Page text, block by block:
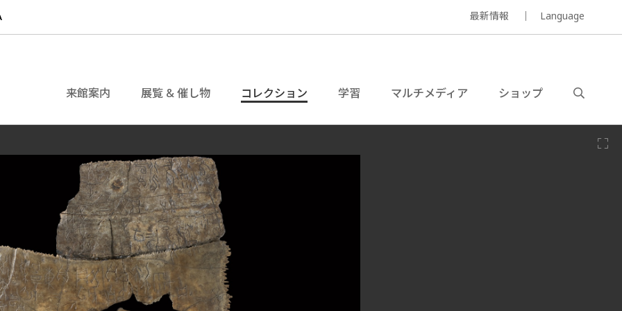
最新情報 Language
来館案内 展覧 & 催し物 コレクション 学習 マルチメディア ショップ